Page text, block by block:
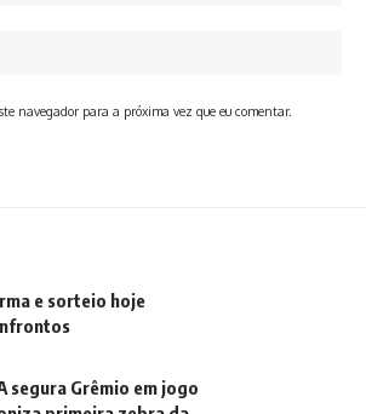
navegador para a próxima vez que eu comentar.
e sorteio hoje
segura Grêmio em jogo